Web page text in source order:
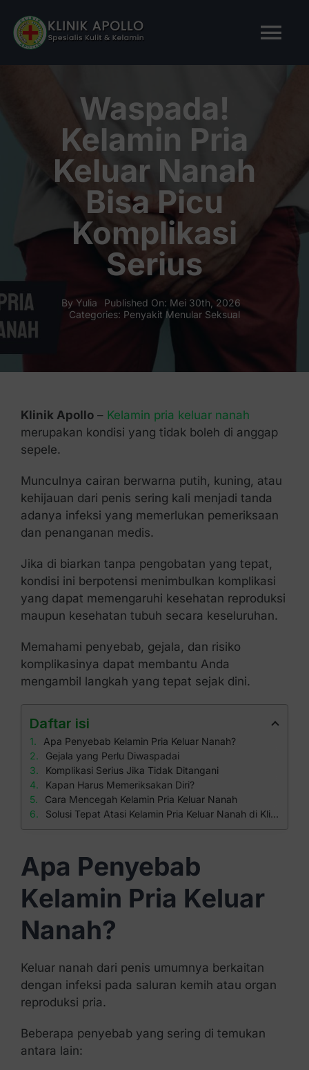
content
TENTANG KAMI
LAYANAN KAMI
Kontak Kami
Waspada!
Kelamin Pria
Keluar Nanah
Bisa Picu
Komplikasi
Serius
By Yulia
Published On: Mei 30th, 2026
Categories: Penyakit Menular Seksual
Klinik Apollo– Kelamin pria keluar nanah
merupakan kondisi yang tidak boleh di anggap
sepele.
Munculnya cairan berwarna putih, kuning, atau
kehijauan dari penis sering kali menjadi tanda
adanya infeksi yang memerlukan pemeriksaan
dan penanganan medis.
Jika di biarkan tanpa pengobatan yang tepat,
kondisi ini berpotensi menimbulkan komplikasi
yang dapat memengaruhi kesehatan reproduksi
maupun kesehatan tubuh secara keseluruhan.
Memahami penyebab, gejala, dan risiko
komplikasinya dapat membantu Anda
mengambil langkah yang tepat sejak dini.
Daftar isi
Apa Penyebab Kelamin Pria Keluar Nanah?
Gejala yang Perlu Diwaspadai
Komplikasi Serius Jika Tidak Ditangani
Kapan Harus Memeriksakan Diri?
Cara Mencegah Kelamin Pria Keluar Nanah
Solusi Tepat Atasi Kelamin Pria Keluar Nanah di Klinik Apollo
Apa Penyebab
Kelamin Pria Keluar
Nanah?
Keluar nanah dari penis umumnya berkaitan
dengan infeksi pada saluran kemih atau organ
reproduksi pria.
Beberapa penyebab yang sering di temukan
antara lain: